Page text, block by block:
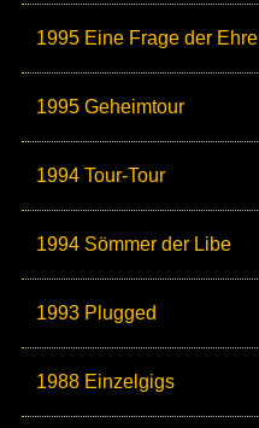
1995 Eine Frage der Ehre
1995 Geheimtour
1994 Tour-Tour
1994 Sömmer der Libe
1993 Plugged
1988 Einzelgigs